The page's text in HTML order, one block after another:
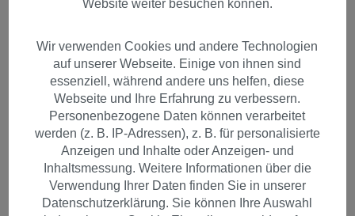
Website weiter besuchen können.
Wir verwenden Cookies und andere Technologien
auf unserer Webseite. Einige von ihnen sind
essenziell, während andere uns helfen, diese
Webseite und Ihre Erfahrung zu verbessern.
Personenbezogene Daten können verarbeitet
werden (z. B. IP-Adressen), z. B. für personalisierte
Anzeigen und Inhalte oder Anzeigen- und
Inhaltsmessung. Weitere Informationen über die
Verwendung Ihrer Daten finden Sie in unserer
Datenschutzerklärung. Sie können Ihre Auswahl